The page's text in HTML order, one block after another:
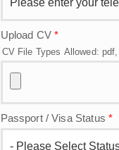
Upload CV *
CV File Types Allowed:
Passport / Visa Status *